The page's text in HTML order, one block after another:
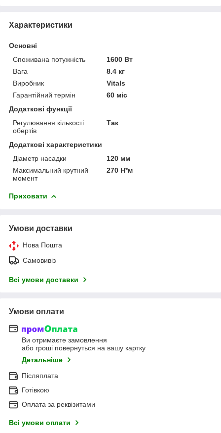
Характеристики
Основні
Споживана потужність
1600 Вт
Вага
8.4 кг
Виробник
Vitals
Гарантійний термін
60 міс
Додаткові функції
Регулювання кількості
обертів
Так
Додаткові характеристики
Діаметр насадки
120 мм
Максимальний крутний
момент
270 Н*м
Приховати
Умови доставки
Нова Пошта
Самовивіз
Всі умови доставки
Умови оплати
Ви отримаєте замовлення
або гроші повернуться на вашу картку
Детальніше
Післяплата
Готівкою
Оплата за реквізитами
Всі умови оплати